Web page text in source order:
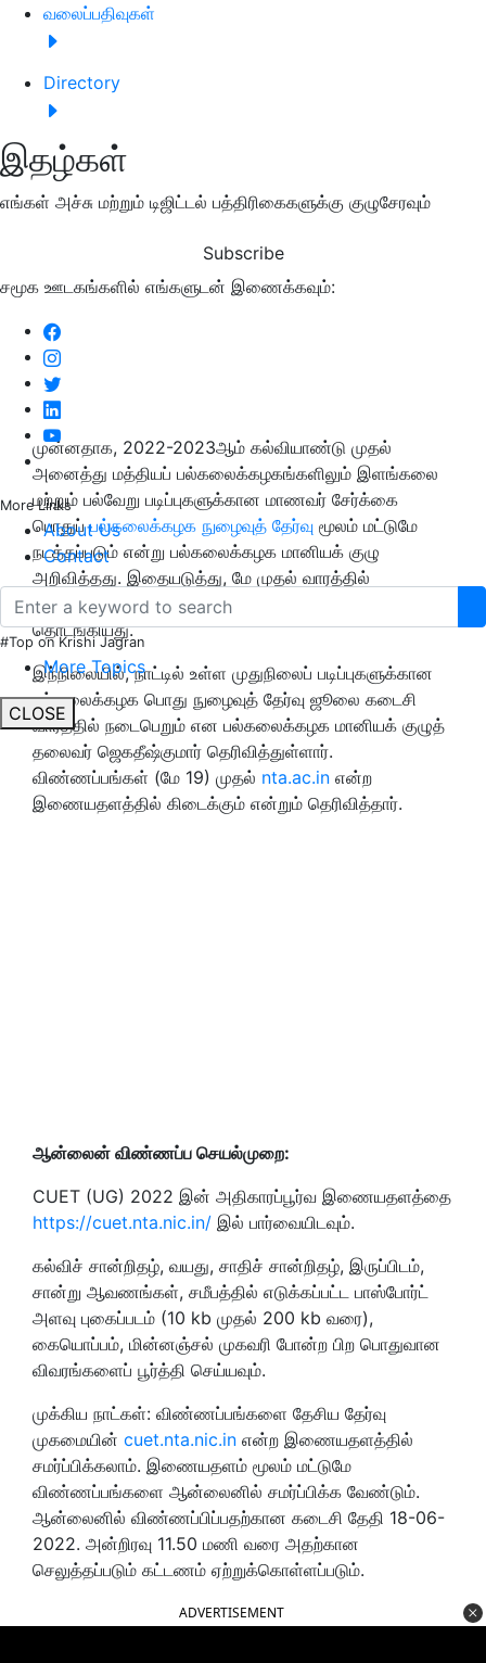
வலைப்பதிவுகள்
Directory
இதழ்கள்
எங்கள் அச்சு மற்றும் டிஜிட்டல் பத்திரிகைகளுக்கு குழுசேரவும்
Subscribe
சமூக ஊடகங்களில் எங்களுடன் இணைக்கவும்:
More Links
About Us
Contact
#Top on Krishi Jagran
More Topics
CLOSE
முன்னதாக, 2022-2023ஆம் கல்வியாண்டு முதல்
அனைத்து மத்தியப் பல்கலைக்கழகங்களிலும் இளங்கலை
மற்றும் பல்வேறு படிப்புகளுக்கான மாணவர் சேர்க்கை
பொதுப்பல்கலைக்கழக நுழைவுத் தேர்வு மூலம் மட்டுமே
நடத்தப்படும் என்று பல்கலைக்கழக மானியக் குழு
அறிவித்தது. இதையடுத்து, மே முதல் வாரத்தில்
இளங்கலை மாணவர் சேர்க்கைக்கான விண்ணப்பப் பதிவு
தொடங்கியது.
இந்நிலையில், நாட்டில் உள்ள முதுநிலைப் படிப்புகளுக்கான
பல்கலைக்கழக பொது நுழைவுத் தேர்வு ஜூலை கடைசி
வாரத்தில் நடைபெறும் என பல்கலைக்கழக மானியக் குழுத்
தலைவர் ஜெகதீஷ்குமார் தெரிவித்துள்ளார்.
விண்ணப்பங்கள் (மே 19) முதல் nta.ac.in என்ற
இணையதளத்தில் கிடைக்கும் என்றும் தெரிவித்தார்.
ஆன்லைன் விண்ணப்ப செயல்முறை:
CUET (UG) 2022 இன் அதிகாரப்பூர்வ இணையதளத்தை
https://cuet.nta.nic.in/ இல் பார்வையிடவும்.
கல்விச் சான்றிதழ், வயது, சாதிச் சான்றிதழ், இருப்பிடம்,
சான்று ஆவணங்கள், சமீபத்தில் எடுக்கப்பட்ட பாஸ்போர்ட்
அளவு புகைப்படம் (10 kb முதல் 200 kb வரை),
கையொப்பம், மின்னஞ்சல் முகவரி போன்ற பிற பொதுவான
விவரங்களைப் பூர்த்தி செய்யவும்.
முக்கிய நாட்கள்: விண்ணப்பங்களை தேசிய தேர்வு
முகமையின் cuet.nta.nic.in என்ற இணையதளத்தில்
சமர்ப்பிக்கலாம். இணையதளம் மூலம் மட்டுமே
விண்ணப்பங்களை ஆன்லைனில் சமர்ப்பிக்க வேண்டும்.
ஆன்லைனில் விண்ணப்பிப்பதற்கான கடைசி தேதி 18-06-
2022. அன்றிரவு 11.50 மணி வரை அதற்கான
செலுத்தப்படும் கட்டணம் ஏற்றுக்கொள்ளப்படும்.
ADVERTISEMENT